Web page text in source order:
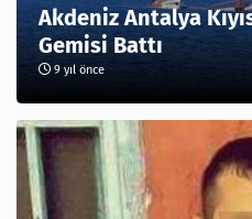
Akdeniz Antalya
Gemisi Battı
9 yıl önce